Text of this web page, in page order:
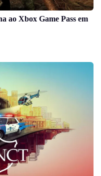
ao Xbox Game Pass em